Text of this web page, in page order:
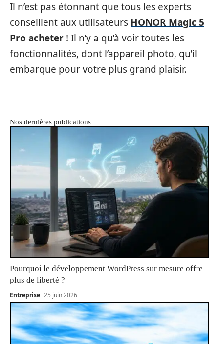
Il n’est pas étonnant que tous les experts
conseillent aux utilisateurs HONOR Magic 5
Pro acheter ! Il n’y a qu’à voir toutes les
fonctionnalités, dont l’appareil photo, qu’il
embarque pour votre plus grand plaisir.
Nos dernières publications
Pourquoi le développement WordPress sur mesure offre
plus de liberté ?
Entreprise 25 juin 2026